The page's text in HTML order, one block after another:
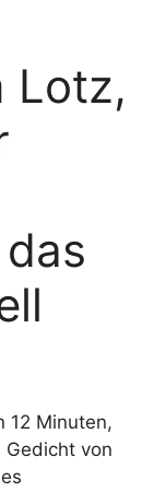
Lotz,
12 Minuten,
von